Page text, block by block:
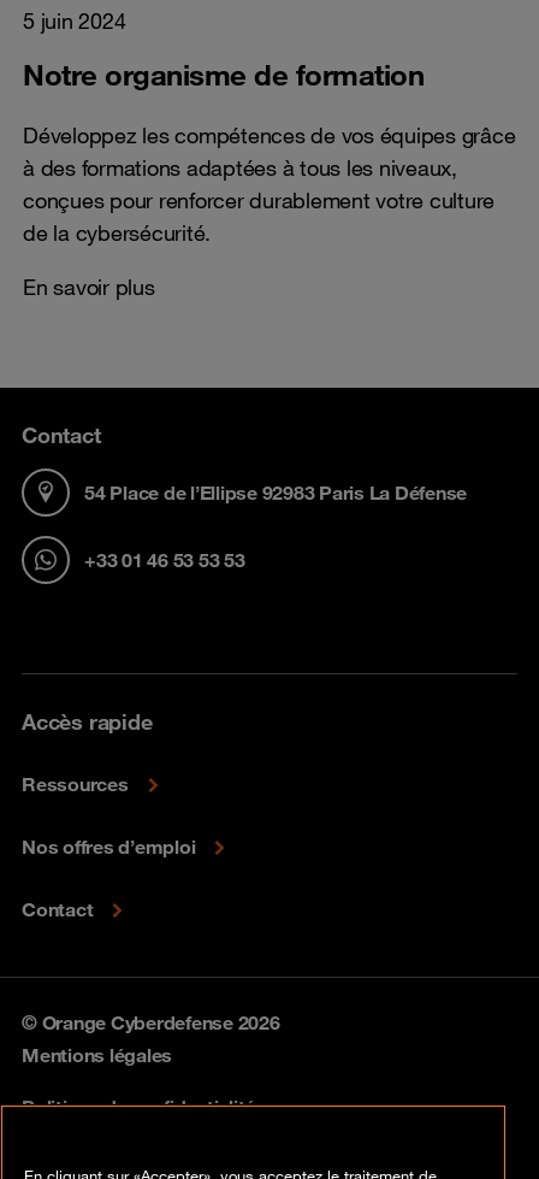
5 juin 2024
Notre organisme de formation
Développez les compétences de vos équipes grâce
à des formations adaptées à tous les niveaux,
conçues pour renforcer durablement votre culture
de la cybersécurité.
En savoir plus
Contact
54 Place de l’Ellipse 92983 Paris La Défense
+33 01 46 53 53 53
Accès rapide
Ressources
Nos offres d’emploi
Contact
© Orange Cyberdefense 2026
Mentions légales
Politique de confidentialité